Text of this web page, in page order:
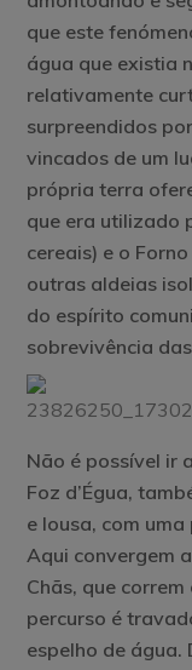
que este
água que existia
relativamente
surpreendidos
vincados de um
própria terra
que era utilizado
cereais) e o
outras aldeias
do espírito
sobrevivência
Não é possível ir
Foz d’Égua,
e lousa, com
Aqui convergem
Chãs, que
percurso é
espelho de água.